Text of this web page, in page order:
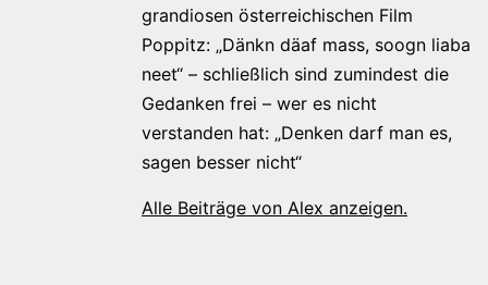
grandiosen österreichischen Film
Poppitz: „Dänkn däaf mass, soogn liaba
neet“ – schließlich sind zumindest die
Gedanken frei – wer es nicht
verstanden hat: „Denken darf man es,
sagen besser nicht“
Alle Beiträge von Alex anzeigen.